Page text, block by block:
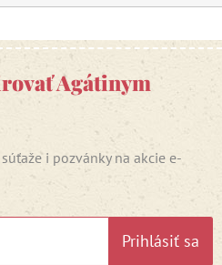
Agátinym
i pozvánky na akcie e-
Prihlásiť sa